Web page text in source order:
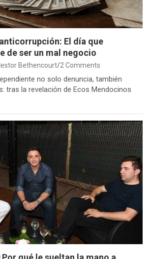
El día que
de ser un mal negocio
Bethencourt 2 Comments
no solo denuncia, también
tras la revelación de Ecos Mendocinos